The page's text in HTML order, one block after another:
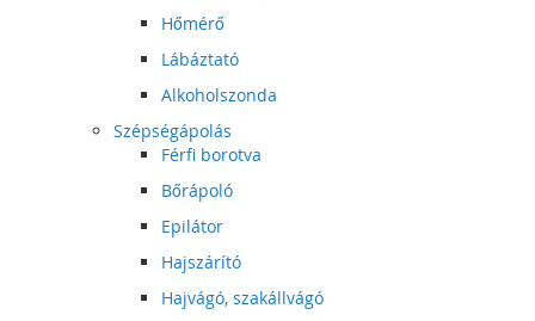
Hőmérő
Lábáztató
Alkoholszonda
Szépségápolás
Férfi borotva
Bőrápoló
Epilátor
Hajszárító
Hajvágó, szakállvágó